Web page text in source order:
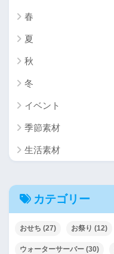
春
夏
秋
冬
イベント
季節素材
生活素材
カテゴリー
おせち (27) お祭り (12)
ウォーターサーバー (30)